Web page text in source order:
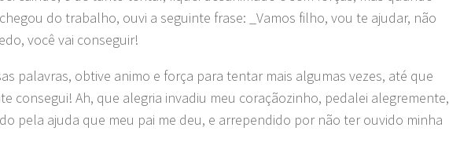
do trabalho, ouvi a seguinte frase: _Vamos filho, vou te ajudar, não
você vai conseguir!
palavras, obtive animo e força para tentar mais algumas vezes, até que
consegui! Ah, que alegria invadiu meu coraçãozinho, pedalei alegremente,
pela ajuda que meu pai me deu, e arrependido por não ter ouvido minha